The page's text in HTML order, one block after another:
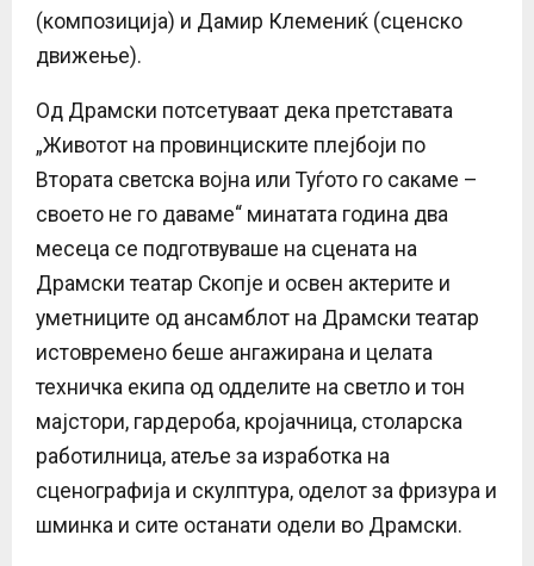
(композиција) и Дамир Клемениќ (сценско
движење).
Од Драмски потсетуваат дека претставата
„Животот на провинциските плејбоји по
Втората светска војна или Туѓото го сакаме –
своето не го даваме“ минатата година два
месеца се подготвуваше на сцената на
Драмски театар Скопје и освен актерите и
уметниците од ансамблот на Драмски театар
истовремено беше ангажирана и целата
техничка екипа од одделите на светло и тон
мајстори, гардероба, кројачница, столарска
работилница, атеље за изработка на
сценографија и скулптура, оделот за фризура и
шминка и сите останати одели во Драмски.